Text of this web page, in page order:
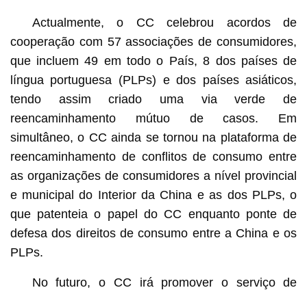
Actualmente, o CC celebrou acordos de
cooperação com 57 associações de consumidores,
que incluem 49 em todo o País, 8 dos países de
língua portuguesa (PLPs) e dos países asiáticos,
tendo assim criado uma via verde de
reencaminhamento mútuo de casos. Em
simultâneo, o CC ainda se tornou na plataforma de
reencaminhamento de conflitos de consumo entre
as organizações de consumidores a nível provincial
e municipal do Interior da China e as dos PLPs, o
que patenteia o papel do CC enquanto ponte de
defesa dos direitos de consumo entre a China e os
PLPs.
No futuro, o CC irá promover o serviço de